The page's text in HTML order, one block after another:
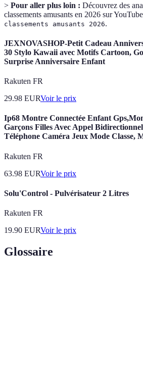
> Pour aller plus loin : Découvrez des
classements amusants en 2026 sur
classements amusants 2026.
JEXNOVASHOP-Petit Cadeau
30 Stylo Kawaii avec Motifs Cartoon,
Surprise Anniversaire Enfant
Rakuten FR
29.98 EURVoir le prix
Ip68 Montre Connectée Enfant
Garçons Filles Avec Appel
Téléphone Caméra Jeux Mode Classe,
Rakuten FR
63.98 EURVoir le prix
Solu'Control - Pulvérisateur 2 Litres
Rakuten FR
19.90 EURVoir le prix
Glossaire